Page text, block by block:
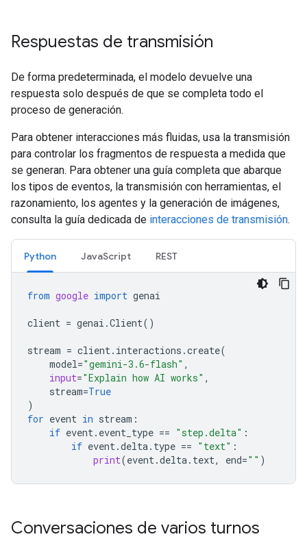
Respuestas de transmisión
De forma predeterminada, el modelo devuelve una
respuesta solo después de que se completa todo el
proceso de generación.
Para obtener interacciones más fluidas, usa la transmisión
para controlar los fragmentos de respuesta a medida que
se generan. Para obtener una guía completa que abarque
los tipos de eventos, la transmisión con herramientas, el
razonamiento, los agentes y la generación de imágenes,
consulta la guía dedicada de interacciones de transmisión.
Python JavaScript REST
from google import genai
client = genai .Client()
stream = client. interactions .create(
model="gemini-3.6-flash" ,
input="Explain how AI works" ,
stream=True
)
for event in stream :
if event. event_type == "step.delta" :
if event.delta. type == "text" :
print(event.delta. text, end="" )
Conversaciones de varios turnos